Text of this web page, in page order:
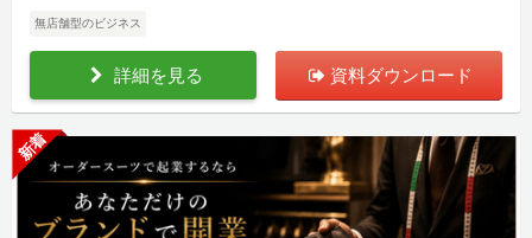
無店舗型のビジネス
詳細を見る 資料ダウンロード
新着